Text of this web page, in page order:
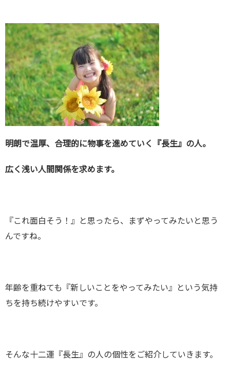
明朗で温厚、合理的に物事を進めていく『長生』の人。
広く浅い人間関係を求めます。
『これ面白そう！』と思ったら、まずやってみたいと思う
んですね。
年齢を重ねても『新しいことをやってみたい』という気持
ちを持ち続けやすいです。
そんな十二運『長生』の人の個性をご紹介していきます。